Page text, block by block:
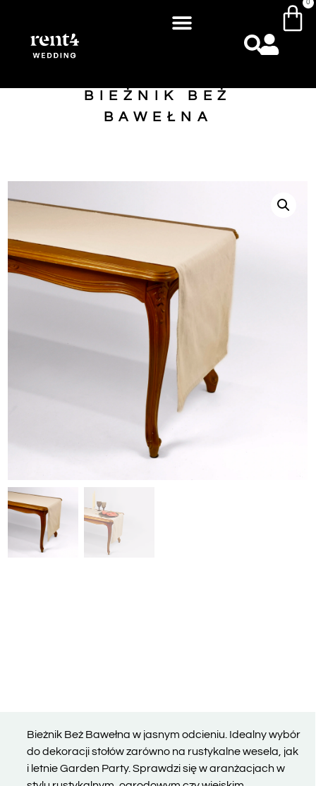
0
BIEŻNIK BEŻ
BAWEŁNA
Bieżnik Beż Bawełna w jasnym odcieniu. Idealny wybór
do dekoracji stołów zarówno na rustykalne wesela, jak
i letnie Garden Party. Sprawdzi się w aranżacjach w